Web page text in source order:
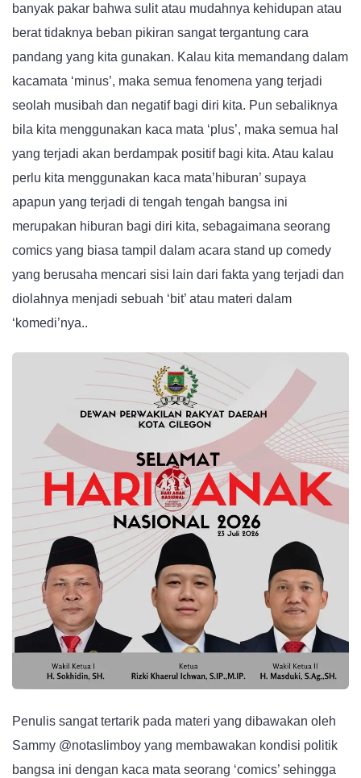
banyak pakar bahwa sulit atau mudahnya kehidupan atau
berat tidaknya beban pikiran sangat tergantung cara
pandang yang kita gunakan. Kalau kita memandang dalam
kacamata ‘minus’, maka semua fenomena yang terjadi
seolah musibah dan negatif bagi diri kita. Pun sebaliknya
bila kita menggunakan kaca mata ‘plus’, maka semua hal
yang terjadi akan berdampak positif bagi kita. Atau kalau
perlu kita menggunakan kaca mata’hiburan’ supaya
apapun yang terjadi di tengah tengah bangsa ini
merupakan hiburan bagi diri kita, sebagaimana seorang
comics yang biasa tampil dalam acara stand up comedy
yang berusaha mencari sisi lain dari fakta yang terjadi dan
diolahnya menjadi sebuah ‘bit’ atau materi dalam
‘komedi’nya..
Penulis sangat tertarik pada materi yang dibawakan oleh
Sammy @notaslimboy yang membawakan kondisi politik
bangsa ini dengan kaca mata seorang ‘comics’ sehingga